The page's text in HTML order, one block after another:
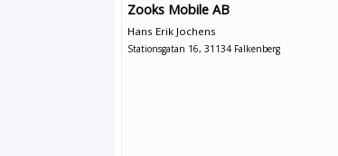
Zooks Mobile AB
Hans Erik Jochens
Stationsgatan 16, 31134 Falkenberg